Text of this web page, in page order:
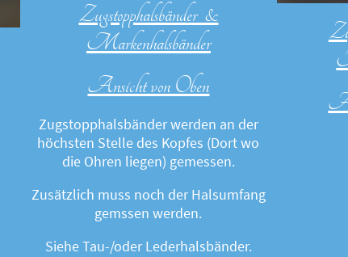
Zugstopphalsbänder &
Markenhalsbänder
Ansicht von Oben
Zugstopphalsbänder werden an der
höchsten Stelle des Kopfes (Dort wo
die Ohren liegen) gemessen.
Zusätzlich muss noch der Halsumfang
gemssen werden.
Siehe Tau-/oder Lederhalsbänder.